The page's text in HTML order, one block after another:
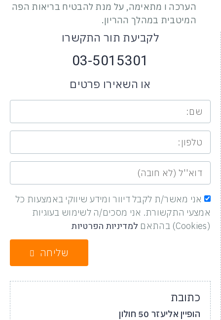
הערכה ו מתאימה, על מנת להבטיח בריאות הפה
המיטבית במהלך ההריון.
לקביעת תור התקשרו
03-5015301
או השאירו פרטים
אני מאשר/ת לקבל דיוור ומידע שיווקי באמצעות כל
אמצעי התקשורת. אני מסכים/ה לשימוש בעוגיות
(Cookies) בהתאם
למדיניות הפרטיות
שליחה
כתובת
הופיין אליעזר 50 חולון